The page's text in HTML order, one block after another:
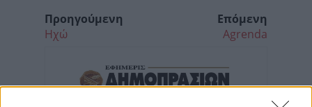
Προηγούμενη
Ηχώ
Επόμενη
Agrenda